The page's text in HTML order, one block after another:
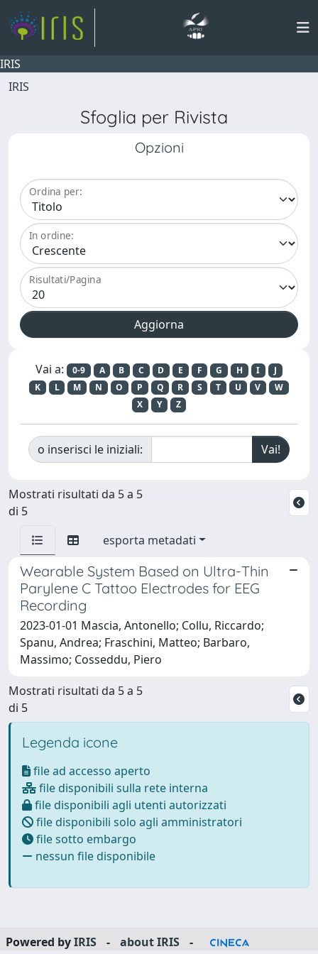
IRIS
IRIS
Sfoglia per Rivista
Opzioni
Ordina per:
In ordine:
Risultati/Pagina
Vai a: 0-9 A B C D E F G H I
J
K
L M N O P Q R S T U V
W
X
Y Z
o inserisci le iniziali:
Mostrati risultati da 5 a 5
di 5
esporta metadati
Wearable System Based on Ultra-Thin
Parylene C Tattoo Electrodes for EEG
Recording
2023-01-01 Mascia, Antonello; Collu, Riccardo;
Spanu, Andrea; Fraschini, Matteo; Barbaro,
Massimo; Cosseddu, Piero
Mostrati risultati da 5 a 5
di 5
Legenda icone
file ad accesso aperto
file disponibili sulla rete interna
file disponibili agli utenti autorizzati
file disponibili solo agli amministratori
file sotto embargo
nessun file disponibile
Powered byIRIS - about IRIS
-